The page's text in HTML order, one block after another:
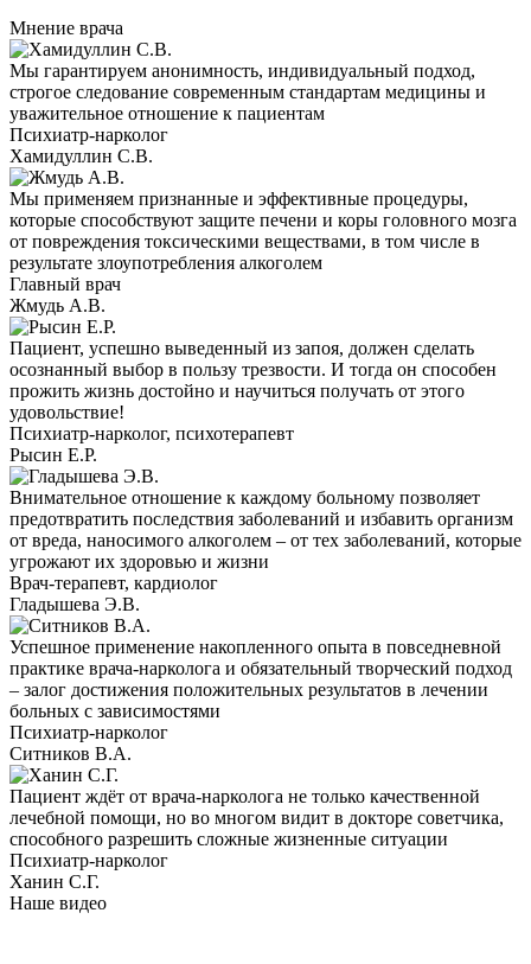
Мнение врача
Мы гарантируем анонимность, индивидуальный подход,
строгое следование современным стандартам медицины и
уважительное отношение к пациентам
Психиатр-нарколог
Хамидуллин С.В.
Мы применяем признанные и эффективные процедуры,
которые способствуют защите печени и коры головного мозга
от повреждения токсическими веществами, в том числе в
результате злоупотребления алкоголем
Главный врач
Жмудь А.В.
Пациент, успешно выведенный из запоя, должен сделать
осознанный выбор в пользу трезвости. И тогда он способен
прожить жизнь достойно и научиться получать от этого
удовольствие!
Психиатр-нарколог, психотерапевт
Рысин Е.Р.
Внимательное отношение к каждому больному позволяет
предотвратить последствия заболеваний и избавить организм
от вреда, наносимого алкоголем – от тех заболеваний, которые
угрожают их здоровью и жизни
Врач-терапевт, кардиолог
Гладышева Э.В.
Успешное применение накопленного опыта в повседневной
практике врача-нарколога и обязательный творческий подход
– залог достижения положительных результатов в лечении
больных с зависимостями
Психиатр-нарколог
Ситников В.А.
Пациент ждёт от врача-нарколога не только качественной
лечебной помощи, но во многом видит в докторе советчика,
способного разрешить сложные жизненные ситуации
Психиатр-нарколог
Ханин С.Г.
Наше видео